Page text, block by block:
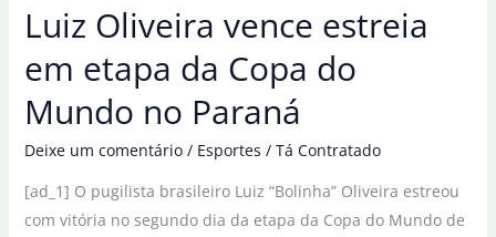
Luiz Oliveira vence estreia
em etapa da Copa do
Mundo no Paraná
Deixe um comentário / Esportes / Tá Contratado
[ad_1] O pugilista brasileiro Luiz “Bolinha” Oliveira estreou
com vitória no segundo dia da etapa da Copa do Mundo de